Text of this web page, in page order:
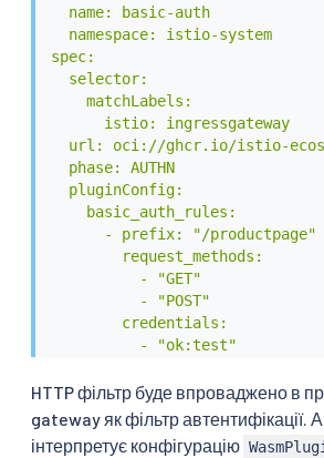
  name: basic-auth
  namespace: istio-system
spec:
  selector:
    matchLabels:
      istio: ingressgateway
url: oci://ghcr.io/istio-
  phase: AUTHN
  pluginConfig:
    basic_auth_rules:
      - prefix: "/productpage"
        request_methods:
          - "GET"
          - "POST"
        credentials:
          - "ok:test"
EOF
HTTP фільтр буде впроваджено в
gateway як фільтр автентифікації.
інтерпретує конфігурацію